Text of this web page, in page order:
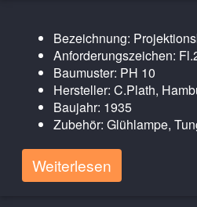
Bezeichnung:
Anforderungszeichen:
Baumuster: PH 10
Hersteller: C.Plath,
Baujahr: 1935
Zubehör: Glühlampe,
Weiterlesen